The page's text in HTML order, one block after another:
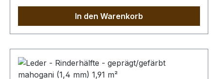
In den Warenkorb